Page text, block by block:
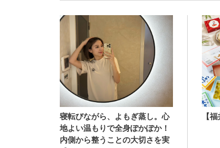
寝転びながら、よもぎ蒸し。心
地よい温もりで全身ぽかぽか！
内側から整うことの大切さを実
【